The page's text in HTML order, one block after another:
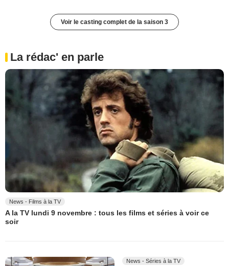
Voir le casting complet de la saison 3
La rédac' en parle
News - Films à la TV
A la TV lundi 9 novembre : tous les films et séries à voir ce
soir
News - Séries à la TV